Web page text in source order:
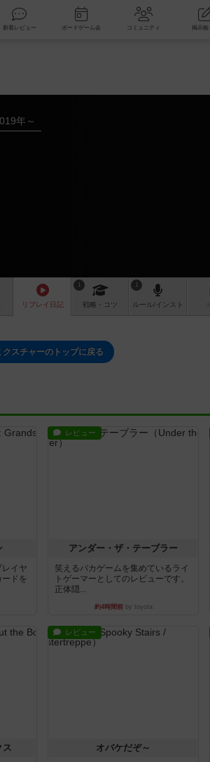
検索 新着レビュー ボードゲーム会 コミュニティ
年～
リプレイ 日記
1
戦略 ・コツ
1
ルール/インスト
クスチャーのトップに戻る
イヤ
ドを
レビュー
アンダー・ザ・テーブラー
笑えるバカゲームを集めているライ
トゲーマーとしてのレビューです。
正体隠...
約4時間前by toyota
ス
レビュー
オバケだぞ～